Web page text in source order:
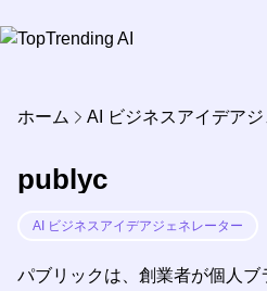
ホーム AI ビジネスアイデア
publyc
AI ビジネスアイデアジェネレーター
パブリックは、創業者が個人ブ